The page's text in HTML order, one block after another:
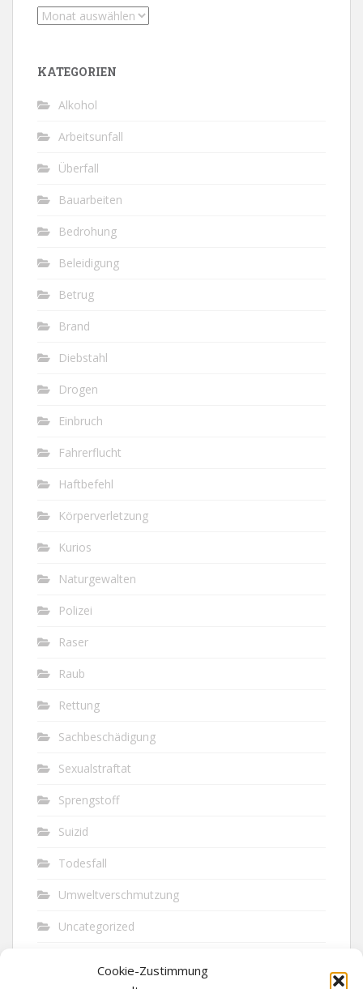
Cookie-Zustimmung
Archiv
KATEGORIEN
Alkohol
Arbeitsunfall
Überfall
Bauarbeiten
Bedrohung
Beleidigung
Betrug
Brand
Diebstahl
Drogen
Einbruch
Fahrerflucht
Haftbefehl
Körperverletzung
Kurios
Naturgewalten
Polizei
Raser
Raub
Rettung
Sachbeschädigung
Sexualstraftat
Sprengstoff
Suizid
Todesfall
Umweltverschmutzung
Uncategorized